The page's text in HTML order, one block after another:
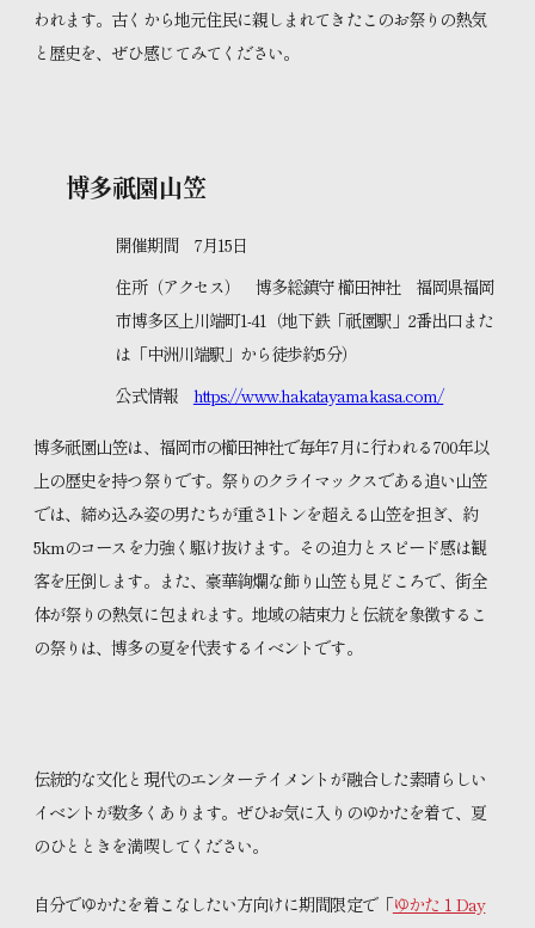
われます。古くから地元住民に親しまれてきたこのお祭りの熱気
と歴史を、ぜひ感じてみてください。
博多祇園山笠
開催期間 7月15日
住所（アクセス） 博多総鎮守 櫛田神社 福岡県福岡
市博多区上川端町1-41（地下鉄「祇園駅」2番出口また
は「中洲川端駅」から徒歩約5分）
公式情報 https://www.hakatayamakasa.com/
博多祇園山笠は、福岡市の櫛田神社で毎年7月に行われる700年以
上の歴史を持つ祭りです。祭りのクライマックスである追い山笠
では、締め込み姿の男たちが重さ1トンを超える山笠を担ぎ、約
5kmのコースを力強く駆け抜けます。その迫力とスピード感は観
客を圧倒します。また、豪華絢爛な飾り山笠も見どころで、街全
体が祭りの熱気に包まれます。地域の結束力と伝統を象徴するこ
の祭りは、博多の夏を代表するイベントです。
伝統的な文化と現代のエンターテイメントが融合した素晴らしい
イベントが数多くあります。ぜひお気に入りのゆかたを着て、夏
のひとときを満喫してください。
自分でゆかたを着こなしたい方向けに期間限定で「ゆかた１Day